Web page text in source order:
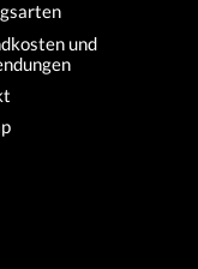
und